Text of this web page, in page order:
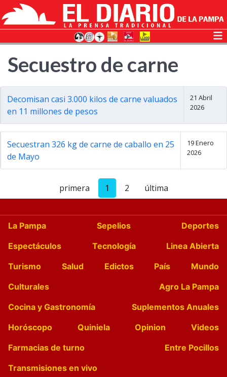
Secuestro de carne
Decomisan casi 3.000 kilos de carne valuados
en 11 millones de pesos
21 Abril
2026
Secuestran 326 kg de carne de caballo en 25
de Mayo
19 Enero
2026
primera 1 2 última
La Pampa Sepelios
Deportes
Espectáculos
Tecnología
Linea Abierta
Turismo
Salud Edictos País
Mundo
Culturales
Agro La Pampa
Cocina y Gastronomía
Suplementos Anuales
Horóscopo
Quiniela Opinion
Videos
Farmacias de turno
Entre Pocillos
Transmisiones en vivo